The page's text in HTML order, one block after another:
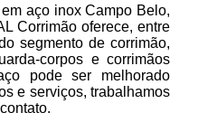
aço inox Campo Belo,
Corrimão oferece, entre
segmento de corrimão,
corpos e corrimãos
pode ser melhorado
e serviços, trabalhamos